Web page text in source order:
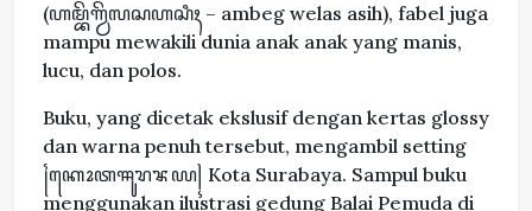
(ꦲꦩ꧀ꦧꦼꦒ꧀ꦮꦼꦭꦱꦲꦱꦶꦃ – ambeg welas asih), fabel juga
mampu mewakili dunia anak anak yang manis,
lucu, dan polos.
Buku, yang dicetak ekslusif dengan kertas glossy
dan warna penuh tersebut, mengambil setting
꧌ꦏꦺꦴꦠꦯꦸꦫꦨꦪ꧍ Kota Surabaya. Sampul buku
menggunakan ilustrasi gedung Balai Pemuda di